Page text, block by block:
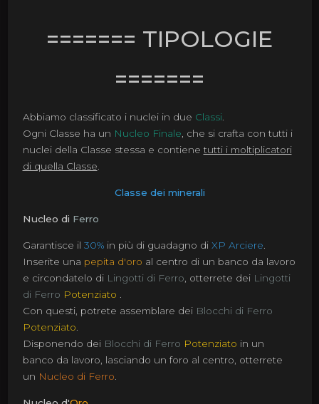
======= TIPOLOGIE
=======
Abbiamo classificato i nuclei in due Classi.
Ogni Classe ha un Nucleo Finale , che si crafta con tutti i
nuclei della Classe stessa e contiene tutti i moltiplicatori
di quella Classe
Classe dei minerali
Nucleo di Ferro
Garantisce il 30%in più di guadagno di XP Arciere
Inserite una pepita d'oro al centro di un banco da lavoro
e circondatelo di Lingotti di Ferro , otterrete dei Lingotti
di Ferro Potenziato
Con questi, potrete assemblare dei Blocchi di Ferro
Potenziato
Disponendo dei Blocchi di Ferro Potenziato in un
banco da lavoro, lasciando un foro al centro, otterrete
un Nucleo di Ferro